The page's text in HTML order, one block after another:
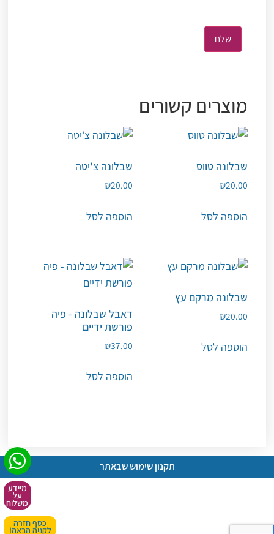
מוצרים קשורים
שבלונה טווס
₪20.00
הוספה לסל
שבלונה צ'יטה
₪20.00
הוספה לסל
שבלונה מרקם עץ
₪20.00
הוספה לסל
דאבל שבלונה - פיה
פורשת ידיים
₪37.00
הוספה לסל
תקנון שימוש שבאתר
מיידע
על
משלוח
כסף חזרה
לקניה הבאה!